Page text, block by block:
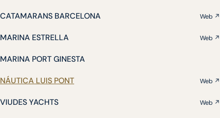
CATAMARANS BARCELONA Web ↗
MARINA ESTRELLA Web ↗
MARINA PORT GINESTA
NÁUTICA LUIS PONT Web ↗
VIUDES YACHTS Web ↗